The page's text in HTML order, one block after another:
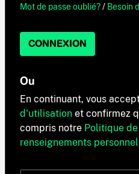
Mot de passe oublié?/ Besoin
CONNEXION
Ou
En continuant, vous
d'utilisation et confirmez
compris notre Politique
renseignements